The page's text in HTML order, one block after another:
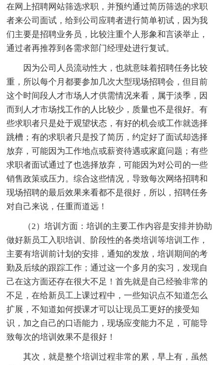
在网上招聘网站筛选求职，并预约通过简历筛选的求职
者来公司面试，给到公司应聘者进行简单初试，因为我
们主要是招聘业务员，比较注重个人形象和言谈举止，
通过者再推荐到各需求部门经理处进行复试。
因为公司人员流动性大，也就意味着招聘任务比较
重，所以每个月都要参加几次大型现场招聘会，但目前
这个时间段人才市场人才供需情况来看，属于淡季，因
而到人才市场找工作的人比较少，质量也不是很好。有
些求职者只是处于观望状态，有好的机会或工作就选择
跳槽；有的求职者只是投了简历，约定好了面试却选择
放弃，可能因为工作地点或薪资待遇或家庭问题；有些
求职者面试通过了也选择放弃，可能因为对公司的一些
销售政策或压力。综合这些情况，导致每次网络招聘和
现场招聘的最后效果来看都不是很好，所以，招聘任务
对自己来说，任重而道远！
（2）培训方面：培训的主要工作内容是安排并协助
做好新员工入职培训、阶段性的各类培训等培训工作，
主要有培训前计划的安排，通知的发放，培训期间的考
勤及后续的跟踪工作；通过这一个多月的实习，发现自
己在这方面还存在很大不足！首先就是自己经验非常的
不足，在给新员工上课过程中，一些知识点不知道怎么
扩展，不知道如何授课才可以让现员工更好的接受知
识，加之自己的口语能力，现场应变能力不足，可能导
致每次的培训效果不是很好！
其次，就是整个培训过程非常的累，早上有，虽然